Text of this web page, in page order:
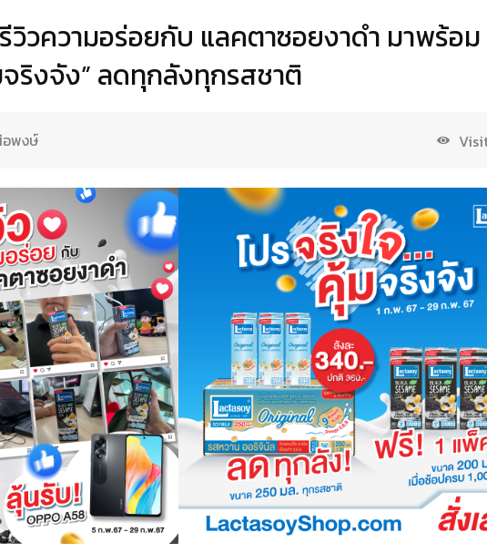
วิวความอร่อยกับ แลคตาซอยงาดำ มาพร้อม
จริงจัง” ลดทุกลังทุกรสชาติ
อพงษ์